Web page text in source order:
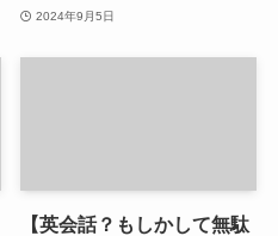
2024年9月5日
【英会話？もしかして無駄